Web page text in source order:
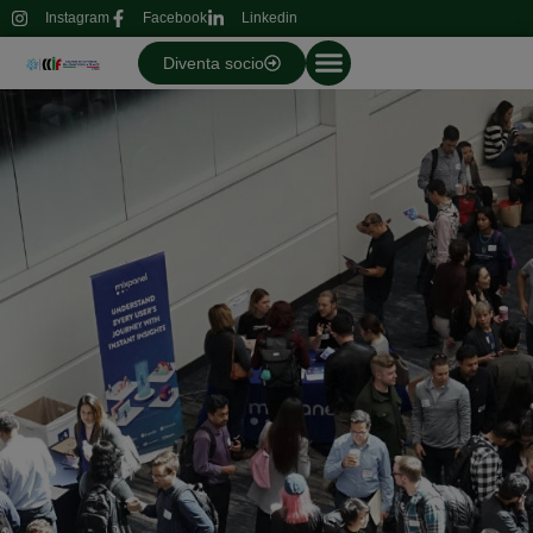
Instagram Facebook Linkedin
Diventa socio